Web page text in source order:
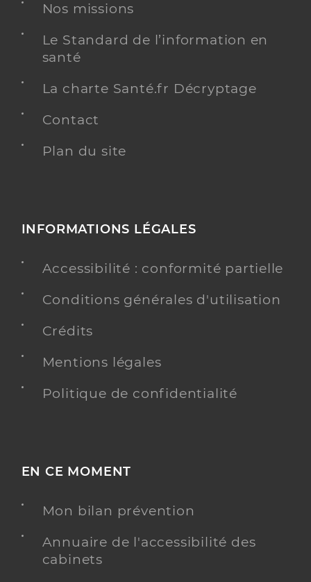
Nos missions
Le Standard de l’information en
santé
La charte Santé.fr Décryptage
Contact
Plan du site
INFORMATIONS LÉGALES
Accessibilité : conformité partielle
Conditions générales d'utilisation
Crédits
Mentions légales
Politique de confidentialité
EN CE MOMENT
Mon bilan prévention
Annuaire de l'accessibilité des
cabinets